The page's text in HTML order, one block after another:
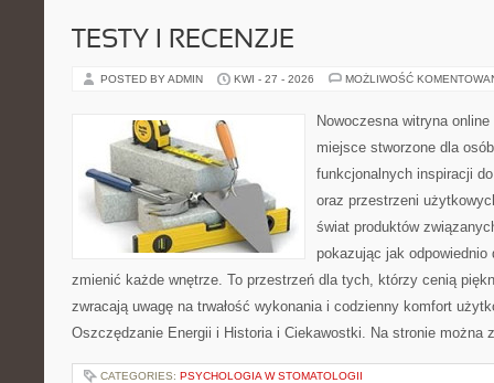
TESTY I RECENZJE
POSTED BY ADMIN KWI - 27 - 2026 MOŻLIWOŚĆ
Nowoczesna witryna
miejsce stworzone dla
funkcjonalnych inspiracji
oraz przestrzeni
świat produktów
pokazując jak odpowiednio
zmienić każde wnętrze. To przestrzeń dla tych, którzy cenią
zwracają uwagę na trwałość wykonania i codzienny komfort
Oszczędzanie Energii i Historia i Ciekawostki. Na stronie można
CATEGORIES: PSYCHOLOGIA W STOMATOLOGII